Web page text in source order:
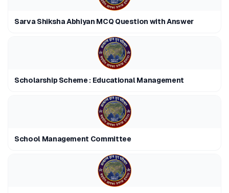
Sarva Shiksha Abhiyan MCQ Question with Answer
Scholarship Scheme : Educational Management
School Management Committee